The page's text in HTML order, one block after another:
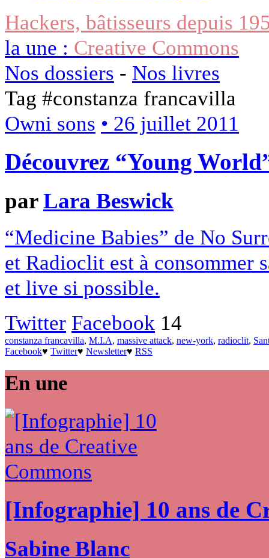
Hackers, bâtisseurs depuis
la une : Creative Commons
Nos dossiers - Nos livres
Tag #constanza francavilla
Owni sons • 26 juillet 2011
Découvrez “Young
parLara Beswick
“Medicine Babies” de No
et Radioclit est à consommer
et live si possible.
Twitter Facebook 14
constanza francavilla, M.I.A, massive attack, new-york, radioclit,
Facebook♥ Twitter♥ Newsletter♥ RSS
En une
[Infographie] 10 ans de
Sabine Blanc